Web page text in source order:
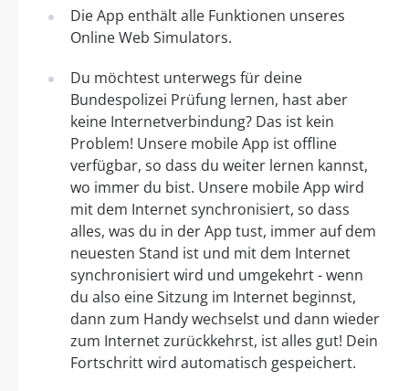
Die App enthält alle Funktionen unseres
Online Web Simulators.
Du möchtest unterwegs für deine
Bundespolizei Prüfung lernen, hast aber
keine Internetverbindung? Das ist kein
Problem! Unsere mobile App ist offline
verfügbar, so dass du weiter lernen kannst,
wo immer du bist. Unsere mobile App wird
mit dem Internet synchronisiert, so dass
alles, was du in der App tust, immer auf dem
neuesten Stand ist und mit dem Internet
synchronisiert wird und umgekehrt - wenn
du also eine Sitzung im Internet beginnst,
dann zum Handy wechselst und dann wieder
zum Internet zurückkehrst, ist alles gut! Dein
Fortschritt wird automatisch gespeichert.